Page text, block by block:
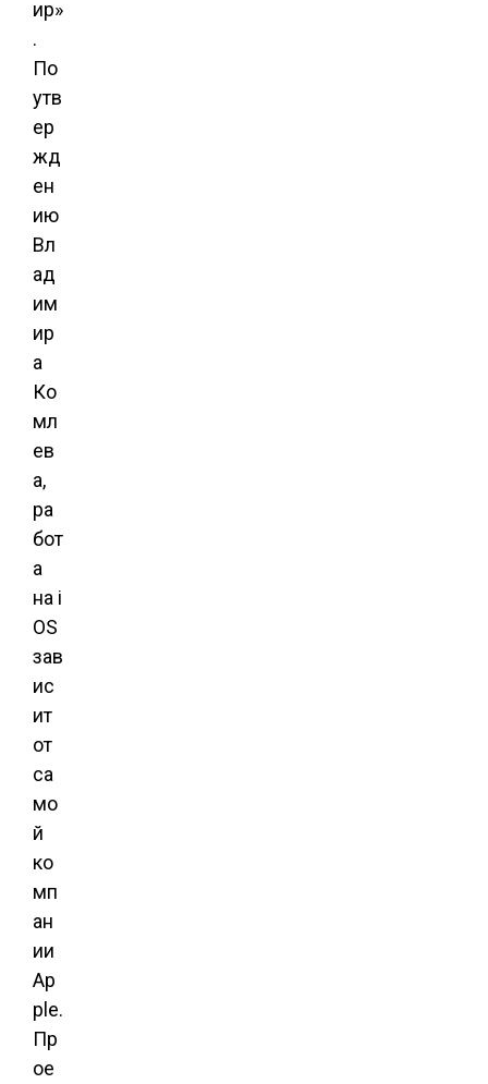
ир»
.
По
утв
ер
жд
ен
ию
Вл
ад
им
ир
а
Ко
мл
ев
а,
ра
бот
а
на i
OS
зав
ис
ит
от
са
мо
й
ко
мп
ан
ии
Ap
ple.
Пр
ое